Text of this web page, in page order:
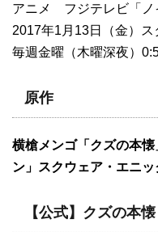
アニメ フジテレビ「ノ
2017年1月13日（金）ス
毎週金曜（木曜深夜）
原作
横槍メンゴ「クズの本
ン」スクウェア・エニッ
【公式】クズの本